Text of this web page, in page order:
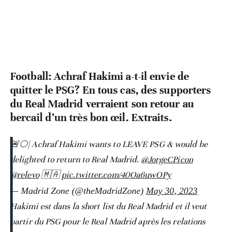
Football: Achraf Hakimi a-t-il envie de
quitter le PSG? En tous cas, des supporters
du Real Madrid verraient son retour au
bercail d’un très bon œil. Extraits.
🚨🌕| Achraf Hakimi wants to LEAVE PSG & would be
delighted to return to Real Madrid. @JorgeCPicon
@relevo🇲🇦pic.twitter.com/40Oa6uwOPy
— Madrid Zone (@theMadridZone) May 30, 2023
Hakimi est dans la short list du Real Madrid et il veut
partir du PSG pour le Real Madrid après les relations